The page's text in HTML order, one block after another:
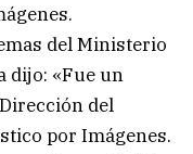
del Ministerio
dijo: «Fue un
del
por Imágenes.